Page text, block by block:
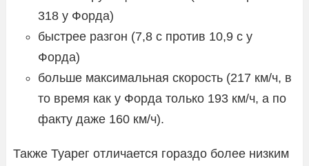
318 у Форда)
быстрее разгон (7,8 с против 10,9 с у
Форда)
больше максимальная скорость (217 км/ч, в
то время как у Форда только 193 км/ч, а по
факту даже 160 км/ч).
Также Туарег отличается гораздо более низким